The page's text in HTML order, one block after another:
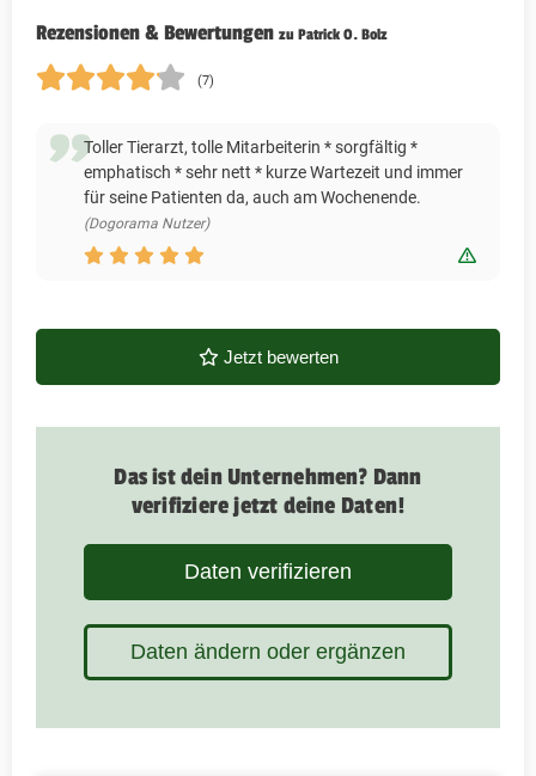
Rezensionen & Bewertungen zu Patrick O. Bolz
(7)
Toller Tierarzt, tolle Mitarbeiterin * sorgfältig *
emphatisch * sehr nett * kurze Wartezeit und immer
für seine Patienten da, auch am Wochenende.
(Dogorama Nutzer)
Jetzt bewerten
Das ist dein Unternehmen? Dann
verifiziere jetzt deine Daten!
Daten verifizieren
Daten ändern oder ergänzen